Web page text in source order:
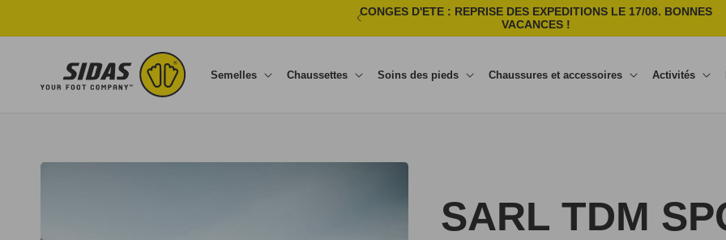
CONGES D'ETE : REPRISE DES EXPEDITIONS LE 17/08. BONNES
VACANCES !
Semelles Chaussettes Soins des pieds Chaussures et accessoires Activités
SARL TDM